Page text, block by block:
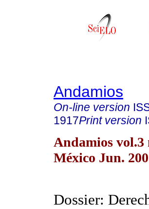
Andamios
On-line version
1917Print version
Andamios vol.3
México Jun.
Dossier: